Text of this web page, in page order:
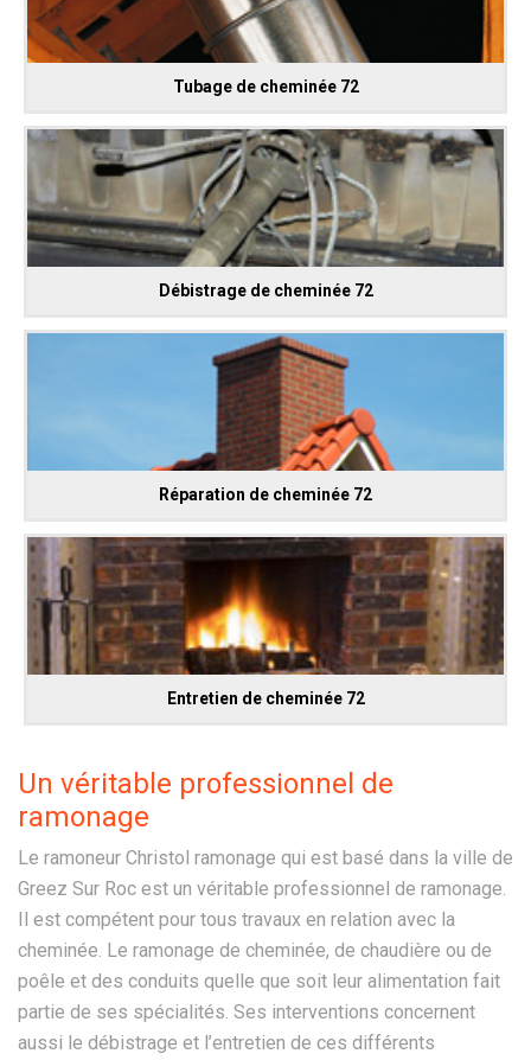
Tubage de cheminée 72
Débistrage de cheminée 72
Réparation de cheminée 72
Entretien de cheminée 72
Un véritable professionnel de
ramonage
Le ramoneur Christol ramonage qui est basé dans la ville de
Greez Sur Roc est un véritable professionnel de ramonage.
Il est compétent pour tous travaux en relation avec la
cheminée. Le ramonage de cheminée, de chaudière ou de
poêle et des conduits quelle que soit leur alimentation fait
partie de ses spécialités. Ses interventions concernent
aussi le débistrage et l’entretien de ces différents